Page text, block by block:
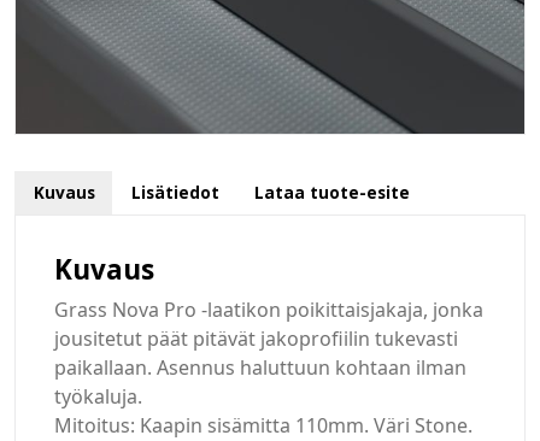
Kuvaus Lisätiedot Lataa tuote-esite
Kuvaus
Grass Nova Pro -laatikon poikittaisjakaja, jonka
jousitetut päät pitävät jakoprofiilin tukevasti
paikallaan. Asennus haluttuun kohtaan ilman
työkaluja.
Mitoitus: Kaapin sisämitta 110mm. Väri Stone.